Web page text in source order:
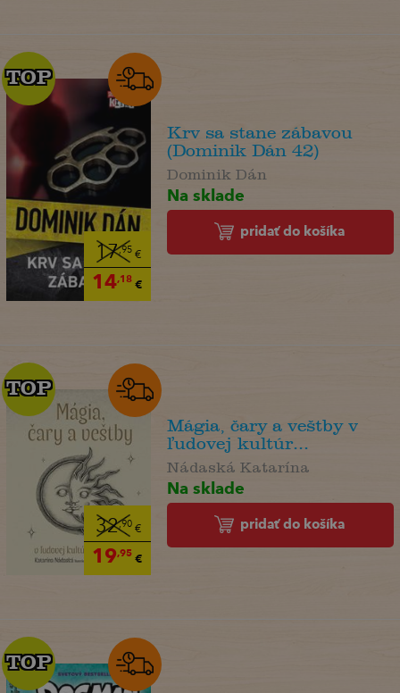
17,95€
14,18€
TOP
TOP
Krv sa stane zábavou
(Dominik Dán 42)
Dominik Dán
Na sklade
pridať do košíka
32,90€
19,95€
TOP
TOP
Mágia, čary a veštby v
ľudovej kultúr...
Nádaská Katarína
Na sklade
pridať do košíka
TOP
TOP